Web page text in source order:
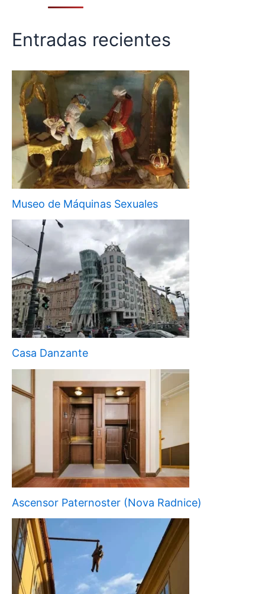
Entradas recientes
Museo de Máquinas Sexuales
Casa Danzante
Ascensor Paternoster (Nova Radnice)